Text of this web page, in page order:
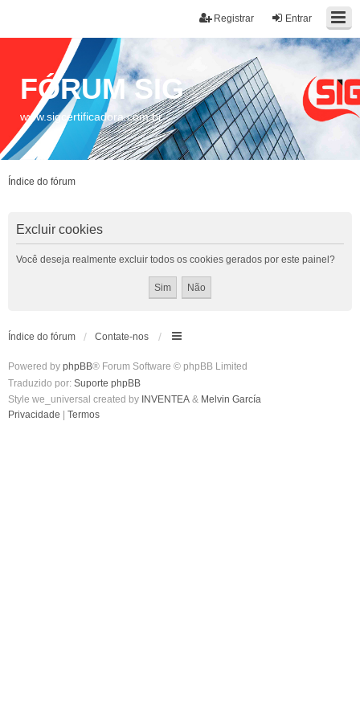
Entrar
Registrar
FÓRUM SIG
www.sigcertificadora.com.br
Índice do fórum
Excluir cookies
Você deseja realmente excluir todos os cookies gerados por este painel?
Índice do fórum Contate-nos
Powered by phpBB® Forum Software © phpBB Limited
Traduzido por: Suporte phpBB
Style we_universal created by INVENTEA & Melvin García
Privacidade
Termos